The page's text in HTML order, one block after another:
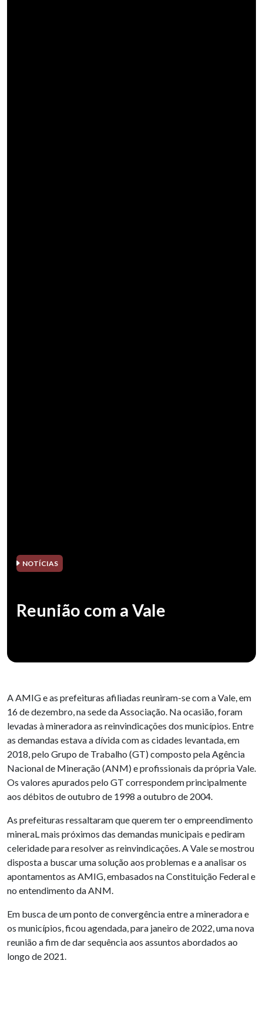
NOTÍCIAS
Reunião com a Vale
A AMIG e as prefeituras afiliadas reuniram-se com a Vale, em
16 de dezembro, na sede da Associação. Na ocasião, foram
levadas à mineradora as reinvindicações dos municípios. Entre
as demandas estava a dívida com as cidades levantada, em
2018, pelo Grupo de Trabalho (GT) composto pela Agência
Nacional de Mineração (ANM) e profissionais da própria Vale.
Os valores apurados pelo GT correspondem principalmente
aos débitos de outubro de 1998 a outubro de 2004.
As prefeituras ressaltaram que querem ter o empreendimento
mineraL mais próximos das demandas municipais e pediram
celeridade para resolver as reinvindicações. A Vale se mostrou
disposta a buscar uma solução aos problemas e a analisar os
apontamentos as AMIG, embasados na Constituição Federal e
no entendimento da ANM.
Em busca de um ponto de convergência entre a mineradora e
os municípios, ficou agendada, para janeiro de 2022, uma nova
reunião a fim de dar sequência aos assuntos abordados ao
longo de 2021.